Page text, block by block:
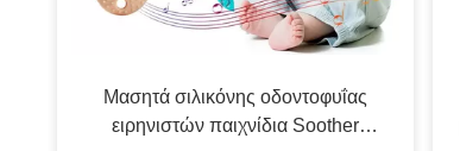
Μασητά σιλικόνης οδοντοφυΐας
ειρηνιστών παιχνίδια Soother